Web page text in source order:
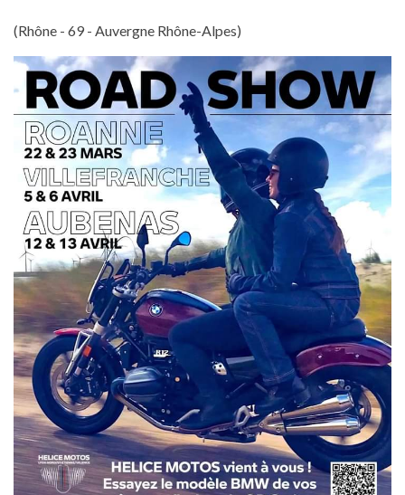
(Rhône - 69 - Auvergne Rhône-Alpes)